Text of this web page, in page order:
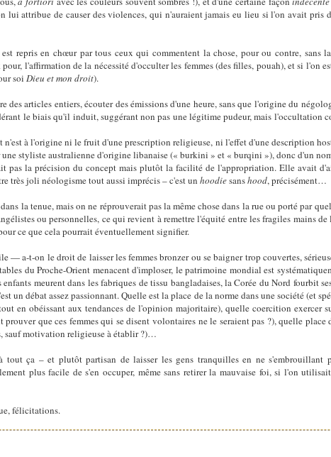
lui attribue de causer des violences, qui n'auraient jamais eu lieu si l'on avait pris
repris en chœur par tous ceux qui commentent la chose, pour ou contre, sans
l'affirmation de la nécessité d'occulter les femmes (des filles, pouah), et si l'on
soiDieu et mon droit).
des articles entiers, écouter des émissions d'une heure, sans que l'origine du
le biais qu'il induit, suggérant non pas une légitime pudeur, mais l'occultation
n'est à l'origine ni le fruit d'une prescription religieuse, ni l'effet d'une description
une styliste australienne d'origine libanaise (« burkini » et « burqini »), donc d'un
pas la précision du concept mais plutôt la facilité de l'appropriation. Elle avait
très joli néologisme tout aussi imprécis – c'est unhoodiesanshood, précisément…
la tenue, mais on ne réprouverait pas la même chose dans la rue ou porté par
ou personnelles, ce qui revient à remettre l'équité entre les fragiles mains
ce que cela pourrait éventuellement signifier.
— a-t-on le droit de laisser les femmes bronzer ou se baigner trop couvertes,
du Proche-Orient menacent d'imploser, le patrimoine mondial est
meurent dans les fabriques de tissu bangladaises, la Corée du Nord fourbit
un débat assez passionnant. Quelle est la place de la norme dans une société (et
en obéissant aux tendances de l'opinion majoritaire), quelle coercition exercer
que ces femmes qui se disent volontaires ne le seraient pas ?), quelle
sauf motivation religieuse à établir ?)…
tout ça – et plutôt partisan de laisser les gens tranquilles en ne s'embrouillant
plus facile de s'en occuper, même sans retirer la mauvaise foi, si l'on
félicitations.